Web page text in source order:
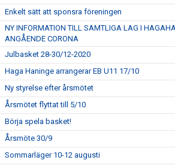
Enkelt sätt att sponsra föreningen
NY INFORMATION TILL SAMTLIGA LAG I
ANGÅENDE CORONA
Julbasket 28-30/12-2020
Haga Haninge arrangerar EB U11 17/10
Ny styrelse efter årsmötet
Årsmötet flyttat till 5/10
Börja spela basket!
Årsmöte 30/9
Sommarläger 10-12 augusti